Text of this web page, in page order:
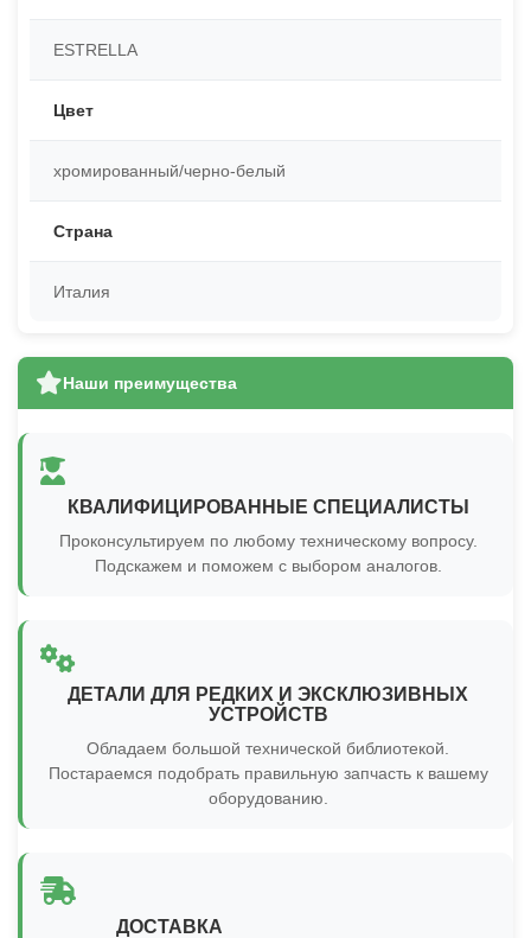
ESTRELLA
Цвет
хромированный/черно-белый
Страна
Италия
Наши преимущества
КВАЛИФИЦИРОВАННЫЕ СПЕЦИАЛИСТЫ
Проконсультируем по любому техническому вопросу.
Подскажем и поможем с выбором аналогов.
ДЕТАЛИ ДЛЯ РЕДКИХ И ЭКСКЛЮЗИВНЫХ
УСТРОЙСТВ
Обладаем большой технической библиотекой.
Постараемся подобрать правильную запчасть к вашему
оборудованию.
ДОСТАВКА